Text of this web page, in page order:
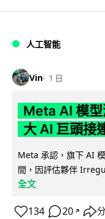
人工智能
Vin 1 日
Meta AI 模
大 AI 巨頭接
Meta 承認，旗下 AI
間，因評估夥伴
全文
134 20 ↗